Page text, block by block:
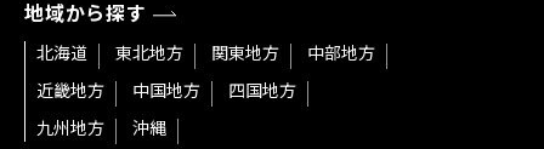
地域から探す
北海道 東北地方 関東地方
中部地方
近畿地方
中国地方
四国地方
九州地方
沖縄